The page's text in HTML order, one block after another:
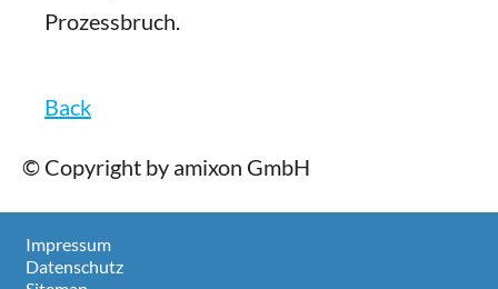
Prozessbruch.
Back
© Copyright by amixon GmbH
Impressum
Datenschutz